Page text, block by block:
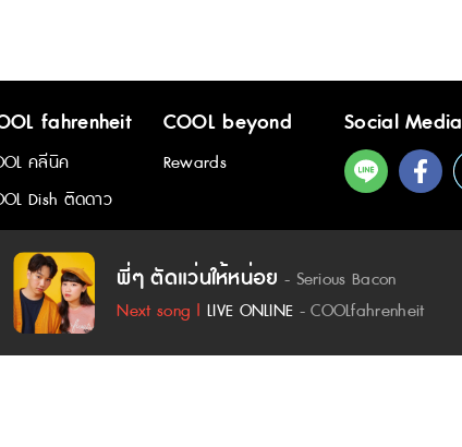
fahrenheit
คลีนิค
Dish ติดดาว
COOL beyond
Rewards
Social Media
ชัดชัดชาดาดีดา
พี่ๆ ตัดแว่นให้หน่อย - Serious Bacon
Next song |LIVE ONLINE - COOLfahrenheit